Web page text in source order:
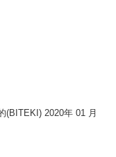
(BITEKI) 2020年 01 月